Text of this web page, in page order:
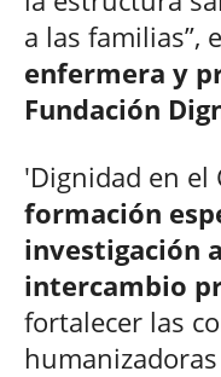
a las familias”,
enfermera y
Fundación
'Dignidad en el
formación
investigación
intercambio
fortalecer las